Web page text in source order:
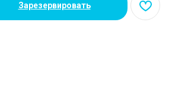
Зарезервировать